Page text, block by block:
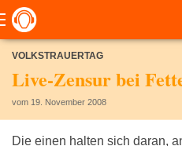
VOLKSTRAUERTAG
Live-Zensur bei
vom 19. November 2008
Die einen halten sich daran,